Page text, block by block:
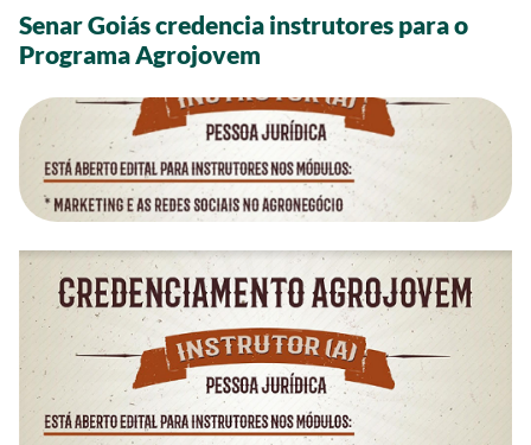
Senar Goiás credencia instrutores para o
Programa Agrojovem